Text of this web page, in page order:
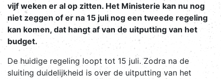
vijf weken er al op zitten. Het Ministerie kan nu nog
niet zeggen of er na 15 juli nog een tweede regeling
kan komen, dat hangt af van de uitputting van het
budget.
De huidige regeling loopt tot 15 juli. Zodra na de
sluiting duidelijkheid is over de uitputting van het